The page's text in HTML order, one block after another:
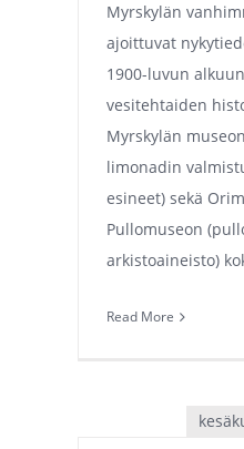
Myrskylän
ajoittuvat
1900-luvun
vesitehtaiden
Myrskylän
limonadin
esineet) sekä
Pullomuseon
arkistoaineisto)
Read More